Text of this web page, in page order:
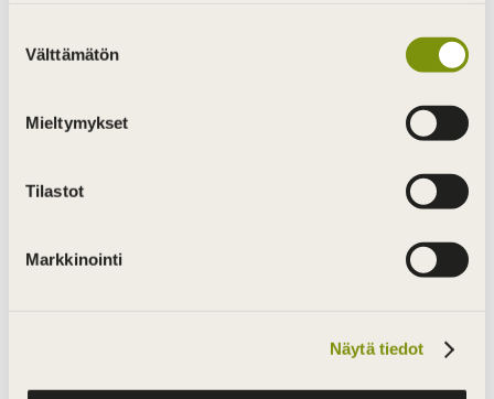
valinta
Välttämätön
Mieltymykset
Tilastot
Markkinointi
Näytä tiedot
List the types of wood you are interested in
and include your address and phone number